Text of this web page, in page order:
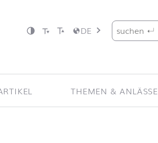
DE
Suche nach:
THEMEN & ANLÄSSE